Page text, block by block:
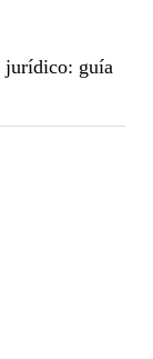
jurídico: guía